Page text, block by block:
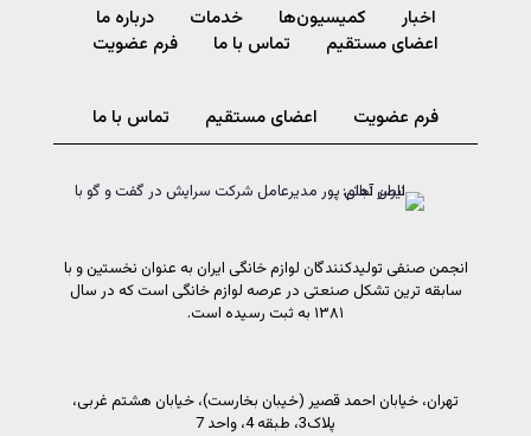
اخبار کمیسیون‌ها خدمات
درباره ما
اعضای مستقیم
تماس با ما فرم عضویت
فرم عضویت اعضای مستقیم تماس با ما
انجمن صنفی تولیدکنندگان لوازم خانگی ایران به عنوان نخستین و با
سابقه ترین تشکل صنعتی در عرصه لوازم خانگی است که در سال
۱۳۸۱ به ثبت رسیده است.
تهران، خیابان احمد قصیر (خیبان بخارست)، خیابان هشتم غربی،
پلاک3، طبقه 4، واحد 7